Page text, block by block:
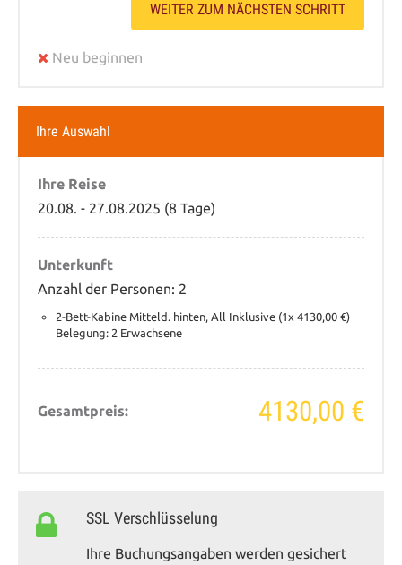
WEITER ZUM NÄCHSTEN SCHRITT
Neu beginnen
Ihre Auswahl
Ihre Reise
20.08. - 27.08.2025 (8 Tage)
Unterkunft
Anzahl der Personen: 2
2-Bett-Kabine Mitteld. hinten, All Inklusive (1x 4130,00 €)
Belegung: 2 Erwachsene
Gesamtpreis: 4130,00 €
SSL Verschlüsselung
Ihre Buchungsangaben werden gesichert